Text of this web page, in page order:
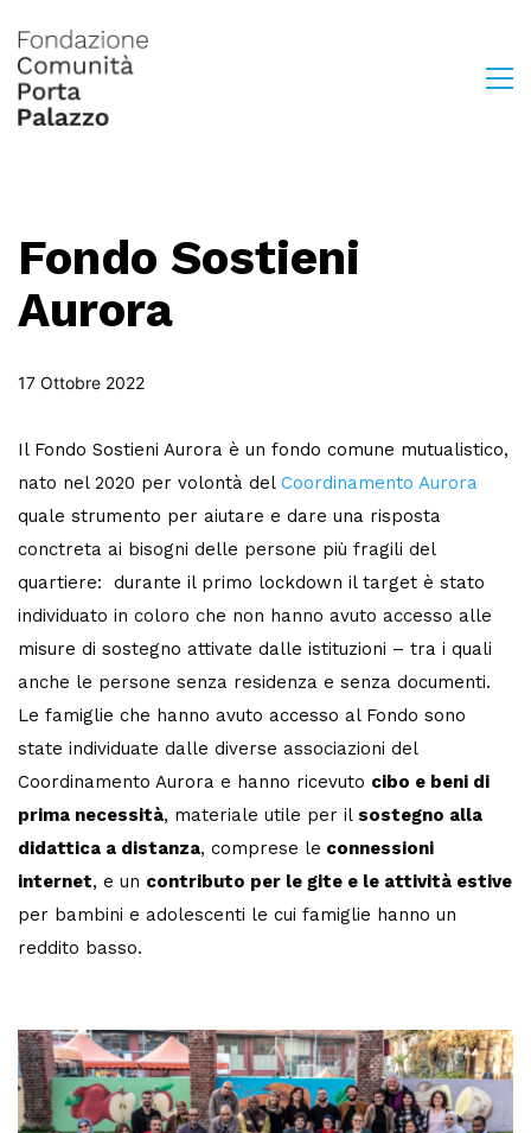
Fondo Sostieni
Aurora
17 Ottobre 2022
Il Fondo Sostieni Aurora è un fondo comune mutualistico,
nato nel 2020 per volontà del Coordinamento Aurora
quale strumento per aiutare e dare una risposta
conctreta ai bisogni delle persone più fragili del
quartiere: durante il primo lockdown il target è stato
individuato in coloro che non hanno avuto accesso alle
misure di sostegno attivate dalle istituzioni – tra i quali
anche le persone senza residenza e senza documenti.
Le famiglie che hanno avuto accesso al Fondo sono
state individuate dalle diverse associazioni del
Coordinamento Aurora e hanno ricevuto cibo e beni di
prima necessità, materiale utile per il sostegno alla
didattica a distanza, comprese le connessioni
internet, e un contributo per le gite e le attività estive
per bambini e adolescenti le cui famiglie hanno un
reddito basso.